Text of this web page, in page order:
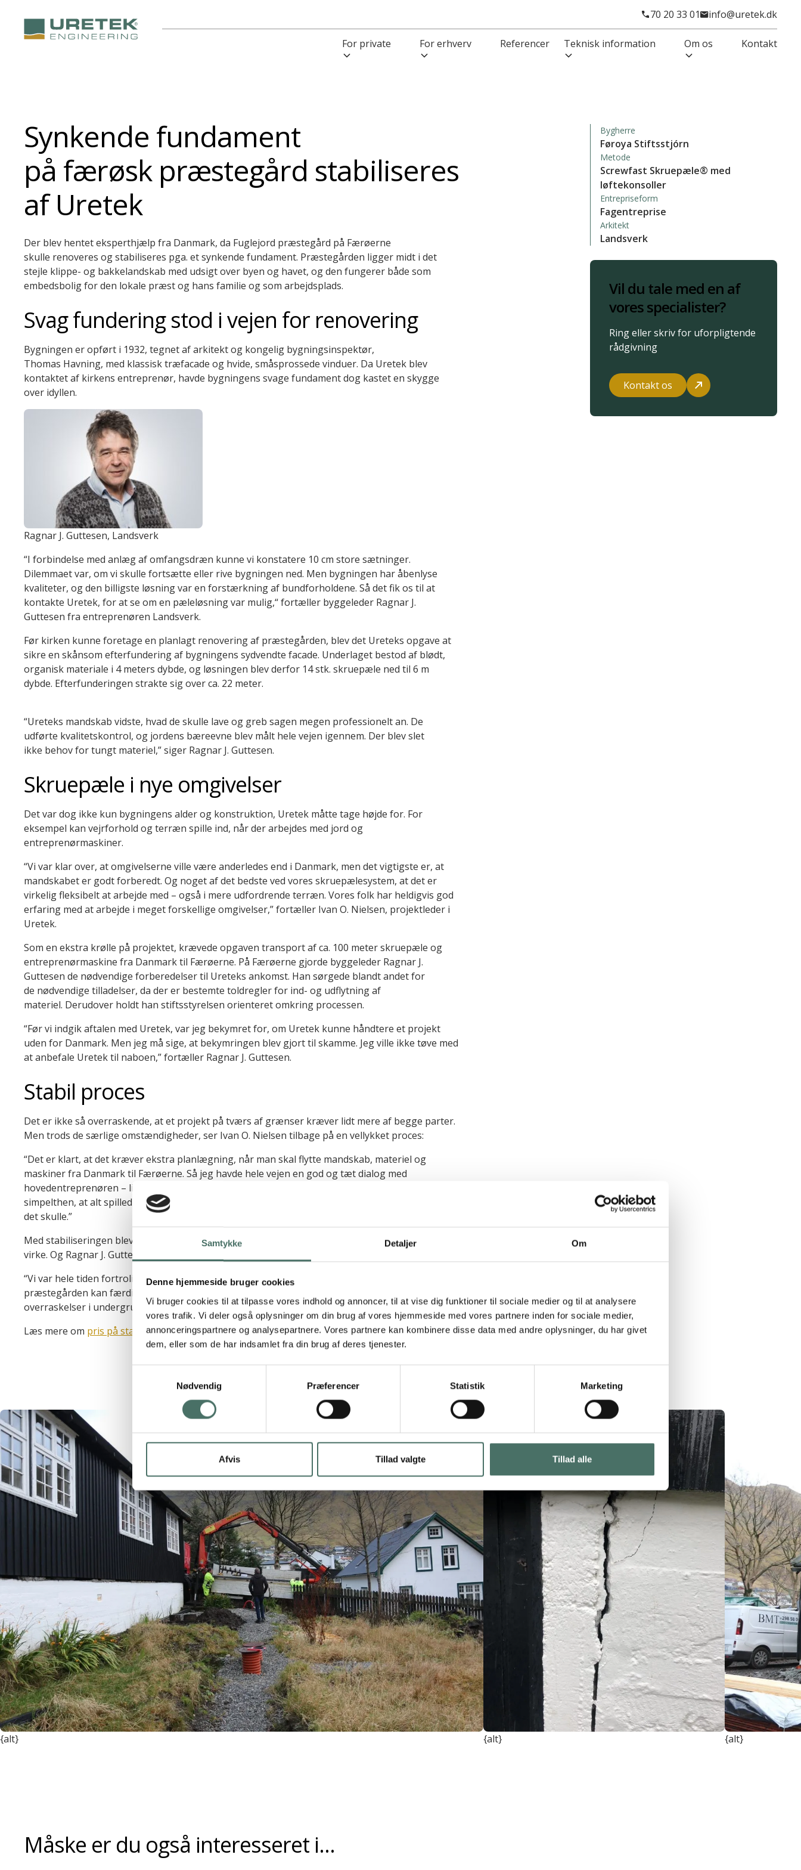
Samtykke Detaljer Om
Denne hjemmeside bruger cookies
Vi bruger cookies til at tilpasse vores indhold og annoncer, til at vise dig funktioner til sociale medier og til at analysere
vores trafik. Vi deler også oplysninger om din brug af vores hjemmeside med vores partnere inden for sociale medier,
annonceringspartnere og analysepartnere. Vores partnere kan kombinere disse data med andre oplysninger, du har givet
dem, eller som de har indsamlet fra din brug af deres tjenester.
Nødvendig
Præferencer Statistik Marketing
Afvis Tillad valgte Tillad alle
70 20 33 01 info@uretek.dk
For private For erhverv Referencer Teknisk information Om os Kontakt
Synkende fundament
på færøsk præstegård stabiliseres
af Uretek
Der blev hentet eksperthjælp fra Danmark, da Fuglejord præstegård på Færøerne
skulle renoveres og stabiliseres pga. et synkende fundament. Præstegården ligger midt idet
stejle klippe- og bakkelandskab med udsigt over byen og havet, og denfungerer både som
embedsbolig for den lokale præst og hans familie og som arbejdsplads.
Svag fundering stod i vejen for renovering
Bygningen er opført i 1932, tegnet af arkitekt og kongelig bygningsinspektør,
Thomas Havning, med klassisktræfacade og hvide,småsprossede vinduer. Da Uretek blev
kontaktet af kirkens entreprenør, havde bygningens svagefundament dog kastet en skygge
over idyllen.
Ragnar J. Guttesen, Landsverk
“I forbindelse med anlæg af omfangsdræn kunne vi konstatere 10 cmstore sætninger.
Dilemmaet var, om vi skulle fortsætte eller rive bygningen ned. Men bygningen har åbenlyse
kvaliteter, og den billigste løsning varen forstærkning af bundforholdene. Så det fik os til at
kontakte Uretek, for at se om en pæleløsning var mulig,“ fortæller byggeleder Ragnar J.
Guttesenfra entreprenøren Landsverk.
Før kirken kunne foretage en planlagt renoveringaf præstegården, blev det Ureteks opgave at
sikreenskånsom efterfundering af bygningenssydvendte facade. Underlaget bestod af blødt,
organisk materiale i 4 meters dybde, og løsningen blev derfor 14 stk. skruepæle ned til 6 m
dybde. Efterfunderingen strakte sig over ca. 22 meter.
“Ureteks mandskab vidste, hvad de skulle lave og greb sagen megen professionelt an. De
udførte kvalitetskontrol, og jordens bæreevne blev målt hele vejen igennem. Der blev slet
ikke behov for tungt materiel,”siger Ragnar J. Guttesen.
Skruepæle i nye omgivelser
Det var dog ikke kun bygningens alder og konstruktion, Uretek måtte tage højde for. For
eksempel kanvejrforhold og terræn spille ind, når der arbejdes med jord og
entreprenørmaskiner.
“Vi var klar over, at omgivelserne ville være anderledes end i Danmark, men det vigtigste er, at
mandskabet er godtforberedt. Og noget af det bedste ved vores skruepælesystem, at det er
virkelig fleksibelt at arbejde med – også i mere udfordrende terræn. Vores folk har heldigvis god
erfaring med at arbejde i meget forskellige omgivelser,” fortæller Ivan O. Nielsen, projektleder i
Uretek.
Som en ekstra krølle på projektet, krævede opgaven transport af ca. 100 meter skruepæle og
entreprenørmaskine fra Danmark til Færøerne. På Færøerne gjorde byggeleder Ragnar J.
Guttesen de nødvendige forberedelser til Ureteks ankomst. Hansørgede blandt andetfor
de nødvendige tilladelser, da der er bestemtetoldregler for ind- og udflytning af
materiel. Derudover holdt han stiftsstyrelsen orienteret omkring processen.
“Før vi indgik aftalen med Uretek, var jeg bekymret for, om Uretek kunne håndtereet projekt
uden for Danmark. Men jeg må sige, at bekymringen blev gjort til skamme. Jeg ville ikke tøve med
at anbefale Uretek til naboen,”fortæller Ragnar J. Guttesen.
Stabil proces
Det er ikke så overraskende, at et projekt på tværs af grænser kræver lidt mere af begge parter.
Men trods de særlige omstændigheder, ser Ivan O. Nielsen tilbage på en vellykket proces:
“Det er klart, at det kræver ekstra planlægning, når man skal flytte mandskab, materiel og
maskiner fra Danmark til Færøerne. Så jeg havde hele vejen en god og tæt dialog med
hovedentreprenøren – lige fra besigtigelse til udførelse. Den fysiske afstand krævede
simpelthen, at alt spillede 100 procent, så der ikke opstod noget uforudset. Og alt forløb lige som
det skulle.”
Med stabiliseringen blev Fuglefjord Præstegård klar til
renovering og mange årtiers fortsat
virke. Og Ragnar J. Guttese
“Vi var hele tiden fortrolige med processen, og nuervisikre på
præstegården kanfærdiggøres
overraskelser i undergrunden,”afslutter han.
Læs mere om pris på stabilisering af fundament>>
Bygherre
Føroya Stiftsstjórn
Metode
Screwfast Skruepæle® med
løftekonsoller
Entrepriseform
Fagentreprise
Arkitekt
Landsverk
Vil du tale med en af
vores specialister?
Ring eller skriv for uforpligtende
rådgivning
Kontakt os
{alt} {alt} {alt}
Måske er du også interesseret i...